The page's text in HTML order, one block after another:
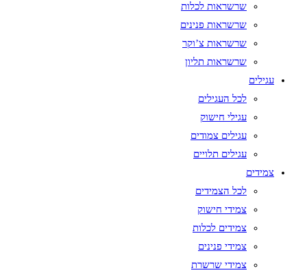
שרשראות לכלות
שרשראות פנינים
שרשראות צ’וקר
שרשראות תליון
עגילים
לכל העגילים
עגילי חישוק
עגילים צמודים
עגילים תלויים
צמידים
לכל הצמידים
צמידי חישוק
צמידים לכלות
צמידי פנינים
צמידי שרשרת